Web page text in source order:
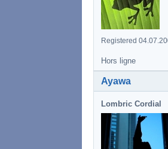
Registered
Hors ligne
Ayawa
Lombric Cordial